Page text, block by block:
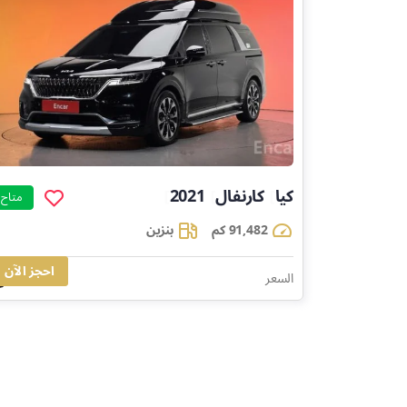
كيا كارنفال]
2021 متاح
91,482 كم
بنزين
السعر
135,284
احجز الآن